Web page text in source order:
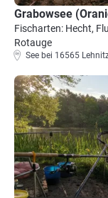
Grabowsee
Fischarten: Hecht,
Rotauge
See bei 16565